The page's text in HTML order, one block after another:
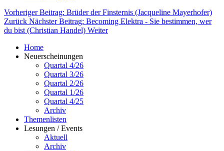
Vorheriger Beitrag: Brüder der Finsternis (Jacqueline Mayerhofer)
Zurück Nächster Beitrag: Becoming Elektra - Sie bestimmen, wer
du bist (Christian Handel) Weiter
Home
Neuerscheinungen
Quartal 4/26
Quartal 3/26
Quartal 2/26
Quartal 1/26
Quartal 4/25
Archiv
Themenlisten
Lesungen / Events
Aktuell
Archiv